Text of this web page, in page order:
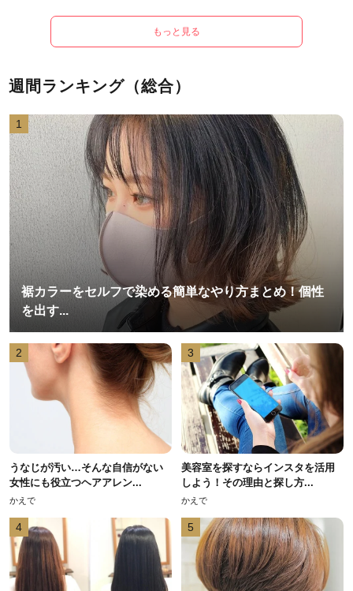
もっと見る
週間ランキング（総合）
1
裾カラーをセルフで染める簡単なやり方まとめ！個性
を出す...
2
うなじが汚い…そんな自信がない
女性にも役立つヘアアレン...
かえで
3
美容室を探すならインスタを活用
しよう！その理由と探し方...
かえで
4 5